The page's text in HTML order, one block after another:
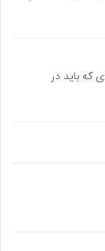
چای سبز چه هستند: 10 موردی که باید در